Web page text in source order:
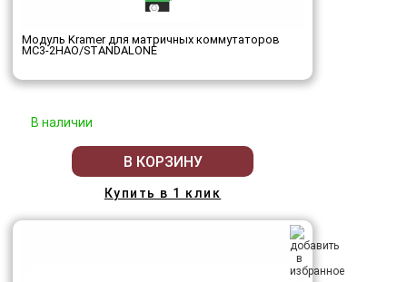
Модуль Kramer для матричных коммутаторов
MC3-2HAO/STANDALONE
В наличии
В КОРЗИНУ
Купить в 1 клик